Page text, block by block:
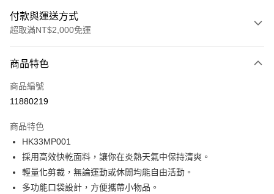
付款與運送方式
超取滿NT$2,000免運
信用卡一次付款
LINE Pay
街口支付
悠遊付
ATM付款
商品特色
商品編號
11880219
商品特色
HK33MP001
採用高效快乾面料，讓你在炎熱天氣中保持清爽。
輕量化剪裁，無論運動或休閒均能自由活動。
多功能口袋設計，方便攜帶小物品。